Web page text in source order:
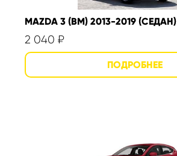
MAZDA 3 (BM) 2013-2019 (СЕДАН)
2 040 ₽